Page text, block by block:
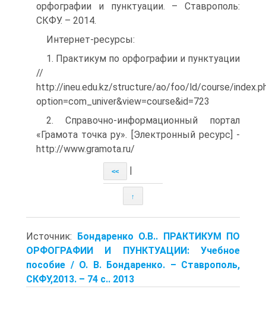
орфографии и пунктуации. – Ставрополь:
СКФУ. – 2014.
Интернет-ресурсы:
1. Практикум по орфографии и пунктуации
//
http://ineu.edu.kz/structure/ao/foo/ld/course/
option=com_univer&view=course&id=723
2. Справочно-информационный портал
«Грамота точка ру». [Электронный ресурс] -
http://www.gramota.ru/
<<
↑
Источник: Бондаренко О.В.. ПРАКТИКУМ ПО
ОРФОГРАФИИ И ПУНКТУАЦИИ: Учебное
пособие / О. В. Бондаренко. – Ставрополь,
СКФУ,2013. – 74 с.. 2013